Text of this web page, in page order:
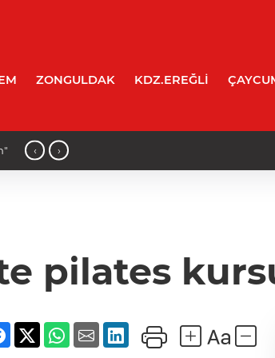
ZONGULDAK KDZ.EREĞLİ
10:20 - Zonguldak Ülkü
‹ ›
pilates